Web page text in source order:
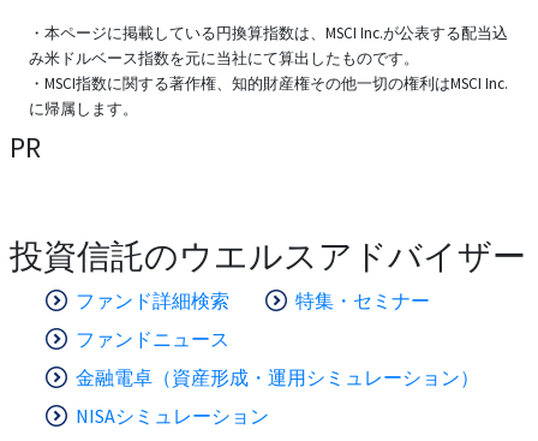
・本ページに掲載している円換算指数は、MSCI Inc.が公表する配当込
み米ドルベース指数を元に当社にて算出したものです。
・MSCI指数に関する著作権、知的財産権その他一切の権利はMSCI Inc.
に帰属します。
PR
投資信託のウエルスアドバイザー
ファンド詳細検索
特集・セミナー
ファンドニュース
金融電卓（資産形成・運用シミュレーション）
NISAシミュレーション